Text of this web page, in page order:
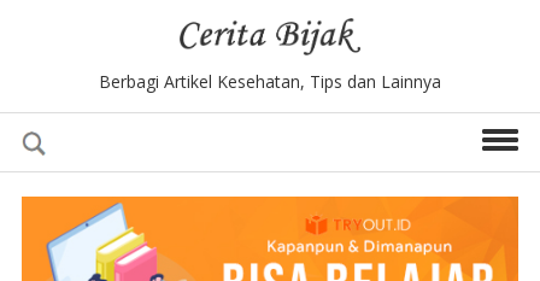
Berbagi Artikel Kesehatan, Tips dan Lainnya